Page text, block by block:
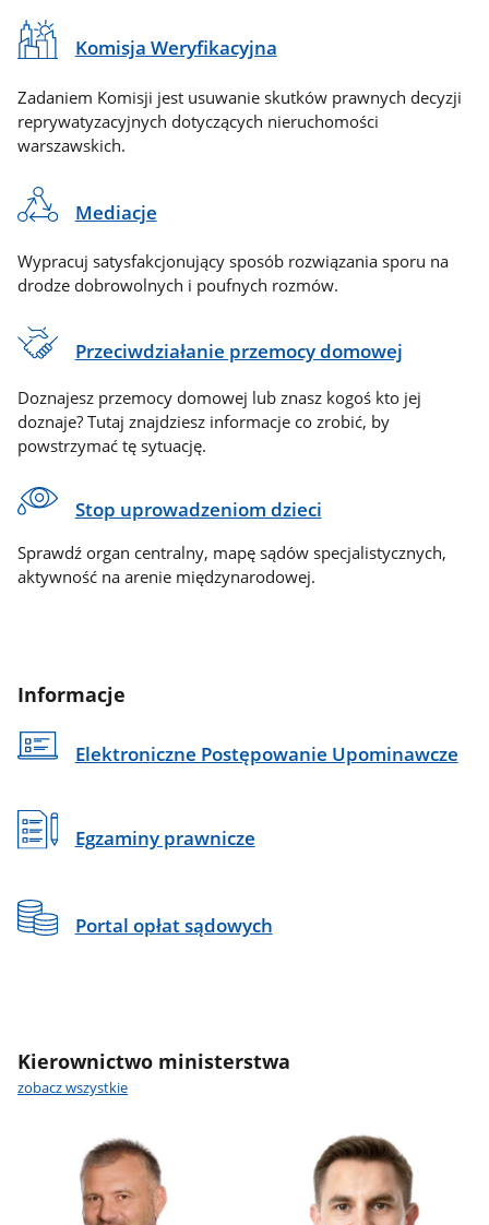
Komisja Weryfikacyjna
Zadaniem Komisji jest usuwanie skutków prawnych decyzji
reprywatyzacyjnych dotyczących nieruchomości
warszawskich.
Mediacje
Wypracuj satysfakcjonujący sposób rozwiązania sporu na
drodze dobrowolnych i poufnych rozmów.
Przeciwdziałanie przemocy domowej
Doznajesz przemocy domowej lub znasz kogoś kto jej
doznaje? Tutaj znajdziesz informacje co zrobić, by
powstrzymać tę sytuację.
Stop uprowadzeniom dzieci
Sprawdź organ centralny, mapę sądów specjalistycznych,
aktywność na arenie międzynarodowej.
Informacje
Elektroniczne Postępowanie Upominawcze
Egzaminy prawnicze
Portal opłat sądowych
Kierownictwo ministerstwa
zobacz wszystkie